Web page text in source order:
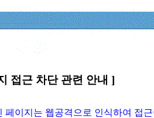
접근 차단 관련 안내 ]
페이지는 웹공격으로 인식하여 접